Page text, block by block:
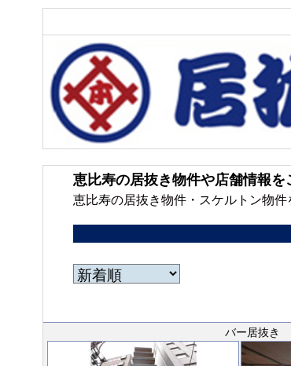
恵比寿の居抜き物件や店舗情報を
恵比寿の居抜き物件・スケルトン物
バー居抜き